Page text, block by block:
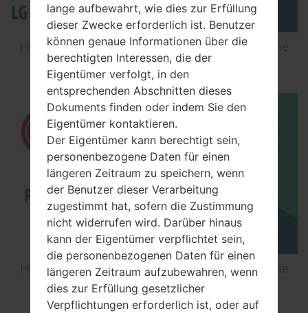
How to Flash Stock Firmware on LG Smartphone
using LG Flash Tool 2014?
How to Flash Stock Firmware on LG Smartphone
using LG UP?
lange aufbewahrt, wie dies zur Erfüllung
dieser Zwecke erforderlich ist. Benutzer
können genaue Informationen über die
berechtigten Interessen, die der
Eigentümer verfolgt, in den
entsprechenden Abschnitten dieses
Dokuments finden oder indem Sie den
Eigentümer kontaktieren.
Der Eigentümer kann berechtigt sein,
personenbezogene Daten für einen
längeren Zeitraum zu speichern, wenn
der Benutzer dieser Verarbeitung
zugestimmt hat, sofern die Zustimmung
nicht widerrufen wird. Darüber hinaus
kann der Eigentümer verpflichtet sein,
die personenbezogenen Daten für einen
längeren Zeitraum aufzubewahren, wenn
dies zur Erfüllung gesetzlicher
Verpflichtungen erforderlich ist, oder auf